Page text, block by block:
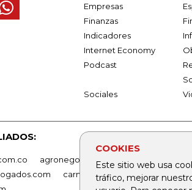
COOKIES
Este sitio web usa
tráfico, mejorar
Empresas
Finanzas
Indicadores
Internet Economy
Podcast
Sociales
agronegocios.co
carnavalindustriacultural.com